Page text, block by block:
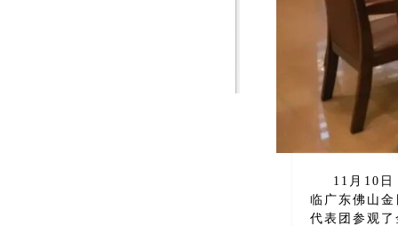
11月10
临广东佛山
代表团参观